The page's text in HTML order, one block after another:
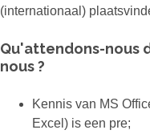
(internationaal)
Qu'attendons-nous
nous ?
Kennis van MS
Excel) is een pre;